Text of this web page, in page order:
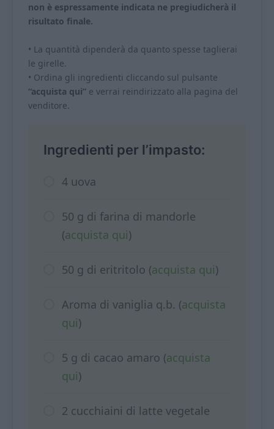
non è espressamente indicata ne pregiudicherà il
risultato finale.
• La quantità dipenderà da quanto spesse taglierai
le girelle.
• Ordina gli ingredienti cliccando sul pulsante
“acquista qui” e verrai reindirizzato alla pagina del
venditore.
Ingredienti per l’impasto:
4 uova
50 g di farina di mandorle
(acquista qui)
50 g di eritritolo (acquista qui)
Aroma di vaniglia q.b. (acquista
qui)
5 g di cacao amaro (acquista
qui)
2 cucchiaini di latte vegetale